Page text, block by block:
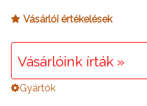
Vásárlói értékelések
Vásárlóink írták »
Gyártók